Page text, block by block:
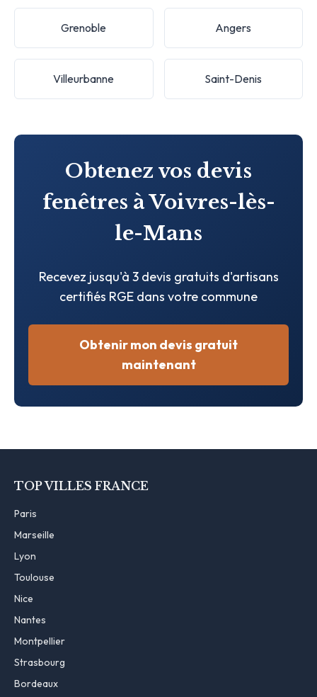
Grenoble Angers
Villeurbanne Saint-Denis
Obtenez vos devis
fenêtres à Voivres-lès-
le-Mans
Recevez jusqu'à 3 devis gratuits d'artisans
certifiés RGE dans votre commune
Obtenir mon devis gratuit
maintenant
TOP VILLES FRANCE
Paris
Marseille
Lyon
Toulouse
Nice
Nantes
Montpellier
Strasbourg
Bordeaux